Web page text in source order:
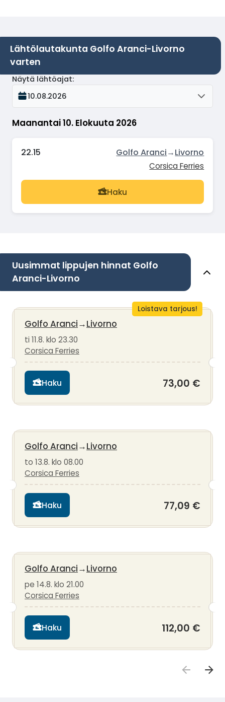
Lähtölautakunta Golfo Aranci-Livorno
varten
Maanantai 10. Elokuuta 2026
Näytä lähtöajat:
10.08.2026
22.15 Golfo Aranci→Livorno
Corsica Ferries
Haku
Uusimmat lippujen hinnat Golfo
Aranci-Livorno
Loistava tarjous!
Golfo Aranci→Livorno
ti 11.8. klo 23.30
Corsica Ferries
Haku 73,00 €
Golfo Aranci→Livorno
to 13.8. klo 08.00
Corsica Ferries
Haku 77,09 €
Golfo Aranci→Livorno
pe 14.8. klo 21.00
Corsica Ferries
Haku 112,00 €